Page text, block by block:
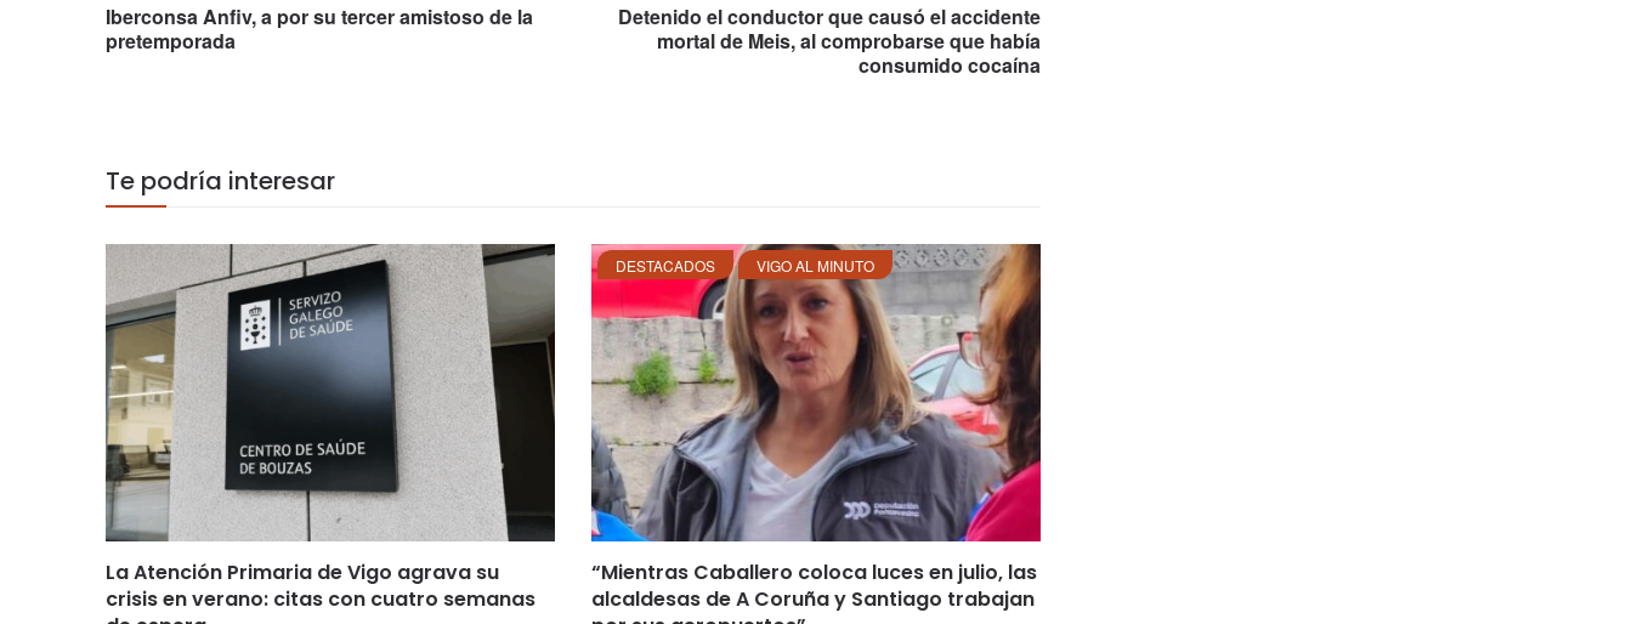
Iberconsa Anfiv, a por su tercer amistoso de la
pretemporada
Detenido el conductor que causó el accidente
mortal de Meis, al comprobarse que había
consumido cocaína
Te podría interesar
La Atención Primaria de Vigo agrava su
crisis en verano: citas con cuatro semanas
DESTACADOS VIGO AL MINUTO
“Mientras Caballero coloca luces en julio, las
alcaldesas de A Coruña y Santiago trabajan